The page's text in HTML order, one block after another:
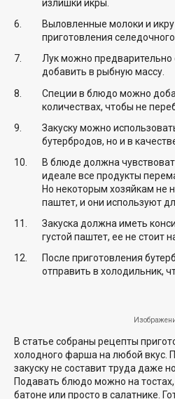
излишки икры.
Выловленные молоки и
приготовления
Лук можно предварительно
добавить в рыбную массу.
Специи в блюдо можно
количествах, чтобы не
Закуску можно
бутербродов, но и в
В блюде должна
идеале все продукты
Но некоторым хозяйкам не
паштет, и они используют
Закуска должна иметь
густой паштет, ее не стоит
После приготовления
отправить в холодильник,
В статье собраны рецепты
холодного фарша на любой вкус.
закуску не составит труда даже
Подавать блюдо можно на
батоне или просто в салатнике.